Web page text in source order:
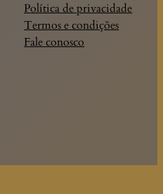
Política de privacidade
Termos e condições
Fale conosco